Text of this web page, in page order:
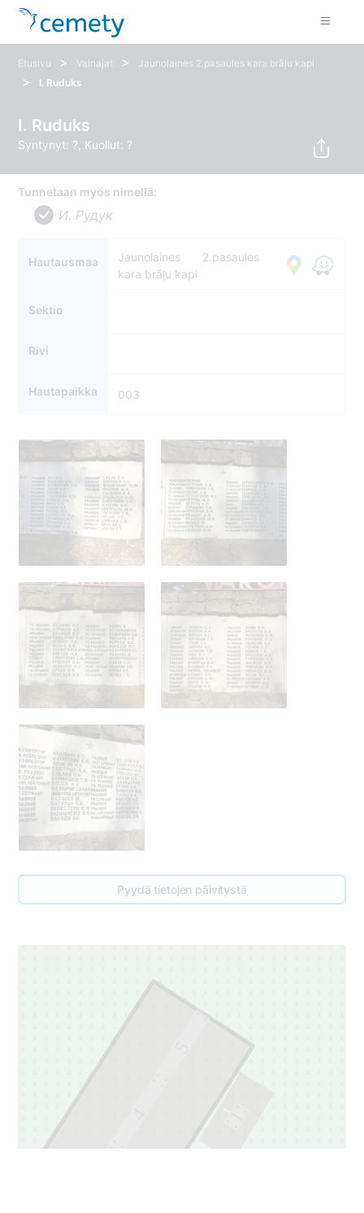
Etusivu > Vainajat > Jaunolaines 2.pasaules kara brāļu kapi
> I. Ruduks
I. Ruduks
Syntynyt: ?, Kuollut: ?
Tunnetaan myös nimellä:
И. Рудук
Hautausmaa
Jaunolaines 2.pasaules
kara brāļu kapi
Sektio
Rivi
Hautapaikka 003
Pyydä tietojen päivitystä
3